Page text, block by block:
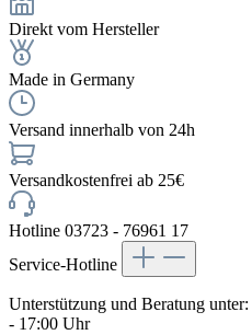
Direkt vom Hersteller
Made in Germany
Versand innerhalb von 24h
Versandkostenfrei ab 25€
Hotline 03723 - 76961 17
Service-Hotline
Unterstützung und Beratung unter:
- 17:00 Uhr